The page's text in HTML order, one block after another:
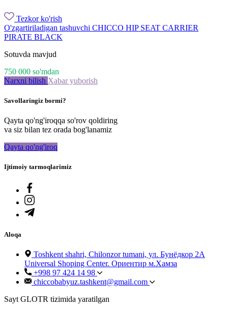
Tezkor ko'rish
O'zgartiriladigan tashuvchi CHICCO HIP SEAT CARRIER
PIRATE BLACK
Sotuvda mavjud
750 000 so'mdan
Narxni bilish Xabar yuborish
Savollaringiz bormi?
Qayta qo'ng'iroqqa so'rov qoldiring
va siz bilan tez orada bog'lanamiz
Qayta qo'ng'iroq
Ijtimoiy tarmoqlarimiz
Aloqa
Toshkent shahri, Chilonzor tumani, ул. Бунёдкор 2А
Universal Shoping Center. Ориентир м.Хамза
+998 97 424 14 98
chiccobabyuz.tashkent@gmail.com
Sayt GLOTR tizimida yaratilgan